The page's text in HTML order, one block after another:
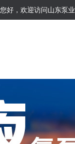
您好，欢迎访问山东泵